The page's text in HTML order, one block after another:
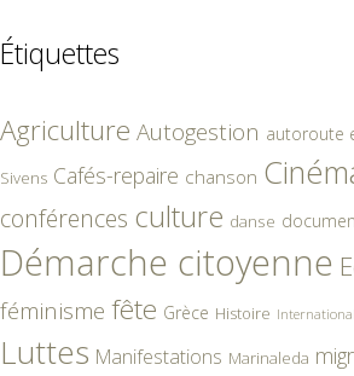
Étiquettes
Agriculture Autogestion autoroute
Sivens Cafés-repaire chanson
conférences culture danse
Démarche citoyenne
féminisme fête Grèce Histoire International
Luttes Manifestations Marinaleda